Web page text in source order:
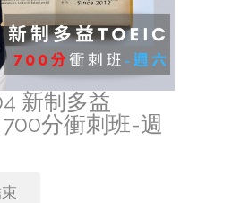
新制多益
700分衝刺班-週